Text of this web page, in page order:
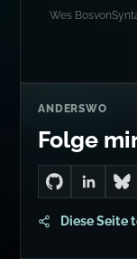
Wes Bosvon
ANDERSWO
Folge
Go to
Diese Seite